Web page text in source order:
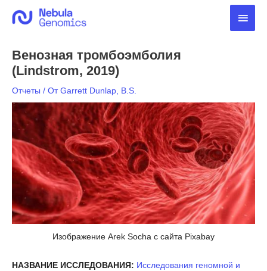
содержимому
Венозная тромбоэмболия
(Lindstrom, 2019)
Отчеты / ОтGarrett Dunlap, B.S.
Изображение Arek Socha с сайта Pixabay
НАЗВАНИЕ ИССЛЕДОВАНИЯ: Исследования геномной и